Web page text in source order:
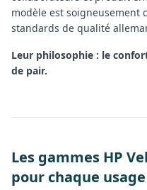
modèle est soigneusement
standards de qualité
Leur philosophie : le
de pair.
Les gammes HP
pour chaque usage